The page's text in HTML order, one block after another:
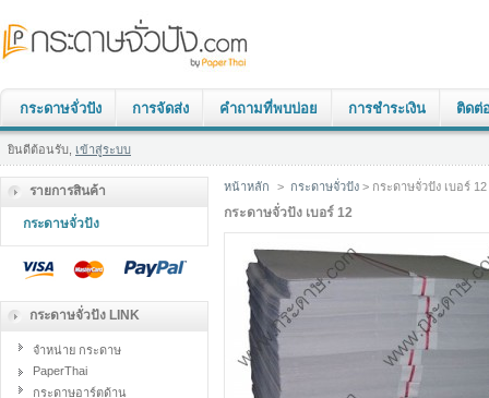
กระดาษจั่วปัง การจัดส่ง คำถามที่พบบ่อย การชำระเงิน ติดต่
ยินดีต้อนรับ, เข้าสู่ระบบ
รายการสินค้า
กระดาษจั่วปัง
กระดาษจั่วปัง LINK
จำหน่าย กระดาษ
PaperThai
กระดาษอาร์ตด้าน
หน้าหลัก > กระดาษจั่วปัง > กระดาษจั่วปัง เบอร์ 12
กระดาษจั่วปัง เบอร์ 12